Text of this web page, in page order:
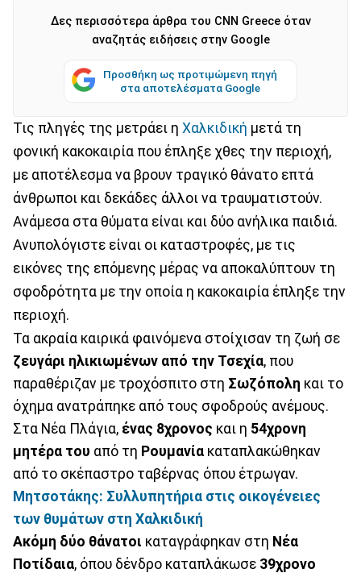
Δες περισσότερα άρθρα του CNN Greece όταν
αναζητάς ειδήσεις στην Google
Προσθήκη ως προτιμώμενη πηγή
στα αποτελέσματα Google
Τις πληγές της μετράει η Χαλκιδική μετά τη
φονική κακοκαιρία που έπληξε χθες την περιοχή,
με αποτέλεσμα να βρουν τραγικό θάνατο επτά
άνθρωποι και δεκάδες άλλοι να τραυματιστούν.
Ανάμεσα στα θύματα είναι και δύο ανήλικα παιδιά.
Ανυπολόγιστε είναι οι καταστροφές, με τις
εικόνες της επόμενης μέρας να αποκαλύπτουν τη
σφοδρότητα με την οποία η κακοκαιρία έπληξε την
περιοχή.
Τα ακραία καιρικά φαινόμενα στοίχισαν τη ζωή σε
ζευγάρι ηλικιωμένων από την Τσεχία, που
παραθέριζαν με τροχόσπιτο στη Σωζόπολη και το
όχημα ανατράπηκε από τους σφοδρούς ανέμους.
Στα Νέα Πλάγια, ένας 8χρονος και η 54χρονη
μητέρα του από τη Ρουμανία καταπλακώθηκαν
από το σκέπαστρο ταβέρνας όπου έτρωγαν.
Μητσοτάκης: Συλλυπητήρια στις οικογένειες
των θυμάτων στη Χαλκιδική
Ακόμη δύο θάνατοι καταγράφηκαν στη Νέα
Ποτίδαια, όπου δένδρο καταπλάκωσε 39χρονο